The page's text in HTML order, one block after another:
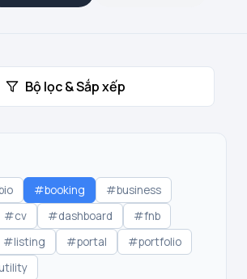
Bộ lọc & Sắp xếp
#booking
#business
#cv #dashboard
#fnb
#listing #portal
#portfolio